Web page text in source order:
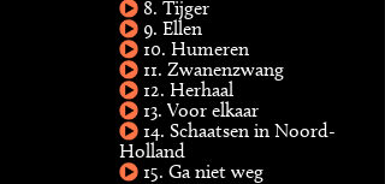
8. Tijger
9. Ellen
10. Humeren
11. Zwanenzwang
12. Herhaal
13. Voor elkaar
14. Schaatsen in Noord-
Holland
15. Ga niet weg